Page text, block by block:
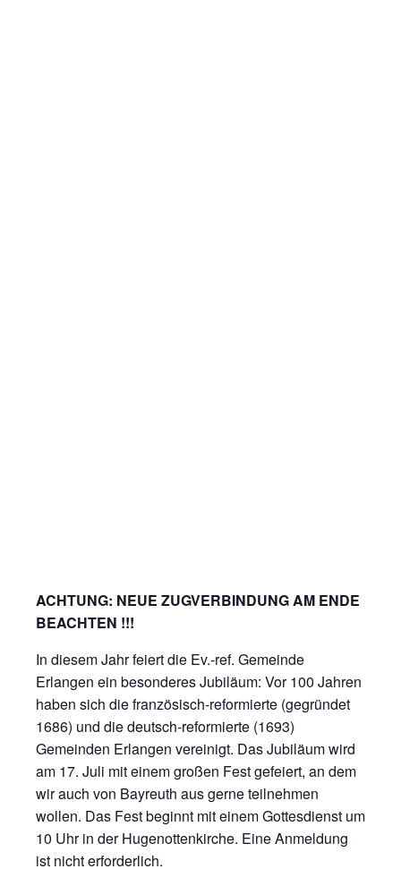
ACHTUNG: NEUE ZUGVERBINDUNG AM ENDE
BEACHTEN !!!
In diesem Jahr feiert die Ev.-ref. Gemeinde
Erlangen ein besonderes Jubiläum: Vor 100 Jahren
haben sich die französisch-reformierte (gegründet
1686) und die deutsch-reformierte (1693)
Gemeinden Erlangen vereinigt. Das Jubiläum wird
am 17. Juli mit einem großen Fest gefeiert, an dem
wir auch von Bayreuth aus gerne teilnehmen
wollen. Das Fest beginnt mit einem Gottesdienst um
10 Uhr in der Hugenottenkirche. Eine Anmeldung
ist nicht erforderlich.